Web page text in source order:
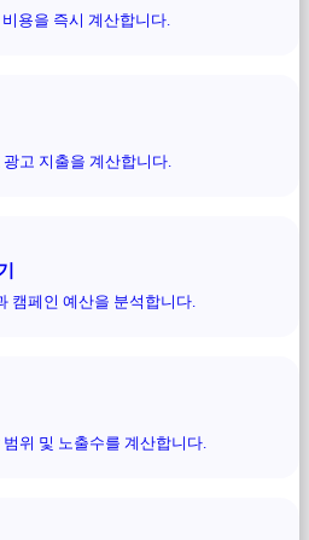
용을 즉시 계산합니다.
고 지출을 계산합니다.
캠페인 예산을 분석합니다.
위 및 노출수를 계산합니다.